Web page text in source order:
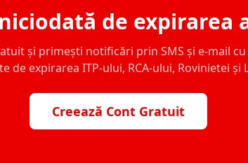
de expirarea
și primești notificări prin SMS și e-mail cu
de expirarea ITP-ului, RCA-ului, Rovinietei și
Creează Cont Gratuit